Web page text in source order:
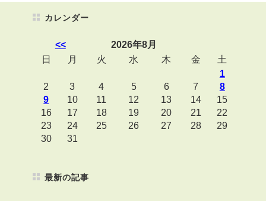
カレンダー
<<
2026年8月
日
月 火 水 木 金
土
1
2
3 4 5 6 7
8
9
10 11 12 13 14
15
16
17 18 19 20 21
22
23
24 25 26 27 28
29
30
31
最新の記事